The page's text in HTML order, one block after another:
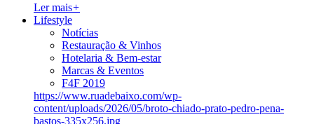
Ler mais+
Lifestyle
Notícias
Restauração & Vinhos
Hotelaria & Bem-estar
Marcas & Eventos
F4F 2019
https://www.ruadebaixo.com/wp-
content/uploads/2026/05/broto-chiado-prato-pedro-pena-
bastos-335x256.jpg